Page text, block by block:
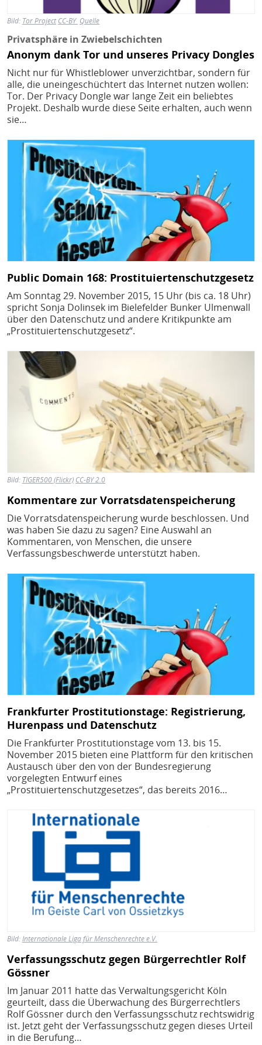
Bild: Tor Project CC-BY Quelle
Privatsphäre in Zwiebelschichten
Anonym dank Tor und unseres Privacy Dongles
Nicht nur für Whistleblower unverzichtbar, sondern für
alle, die uneingeschüchtert das Internet nutzen wollen:
Tor. Der Privacy Dongle war lange Zeit ein beliebtes
Projekt. Deshalb wurde diese Seite erhalten, auch wenn
sie…
Bild
Public Domain 168: Prostituiertenschutzgesetz
Am Sonntag 29. November 2015, 15 Uhr (bis ca. 18 Uhr)
spricht Sonja Dolinsek im Bielefelder Bunker Ulmenwall
über den Datenschutz und andere Kritikpunkte am
„Prostituiertenschutzgesetz“.
Bild
Bild: TIGER500 (Flickr) CC-BY 2.0
Kommentare zur Vorratsdatenspeicherung
Die Vorratsdatenspeicherung wurde beschlossen. Und
was haben Sie dazu zu sagen? Eine Auswahl an
Kommentaren, von Menschen, die unsere
Verfassungsbeschwerde unterstützt haben.
Bild
Frankfurter Prostitutionstage: Registrierung,
Hurenpass und Datenschutz
Die Frankfurter Prostitutionstage vom 13. bis 15.
November 2015 bieten eine Plattform für den kritischen
Austausch über den von der Bundesregierung
vorgelegten Entwurf eines
„Prostituiertenschutzgesetzes“, das bereits 2016…
Bild:Internationale Liga für Menschenrechte e.V.
Verfassungsschutz gegen Bürgerrechtler Rolf
Gössner
Im Januar 2011 hatte das Verwaltungsgericht Köln
geurteilt, dass die Überwachung des Bürgerrechtlers
Rolf Gössner durch den Verfassungsschutz rechtswidrig
ist. Jetzt geht der Verfassungsschutz gegen dieses Urteil
in die Berufung…